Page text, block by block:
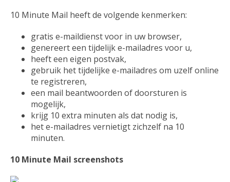
10 Minute Mail heeft de volgende kenmerken:
gratis e-maildienst voor in uw browser,
genereert een tijdelijk e-mailadres voor u,
heeft een eigen postvak,
gebruik het tijdelijke e-mailadres om uzelf online
te registreren,
een mail beantwoorden of doorsturen is
mogelijk,
krijg 10 extra minuten als dat nodig is,
het e-mailadres vernietigt zichzelf na 10
minuten.
10 Minute Mail screenshots